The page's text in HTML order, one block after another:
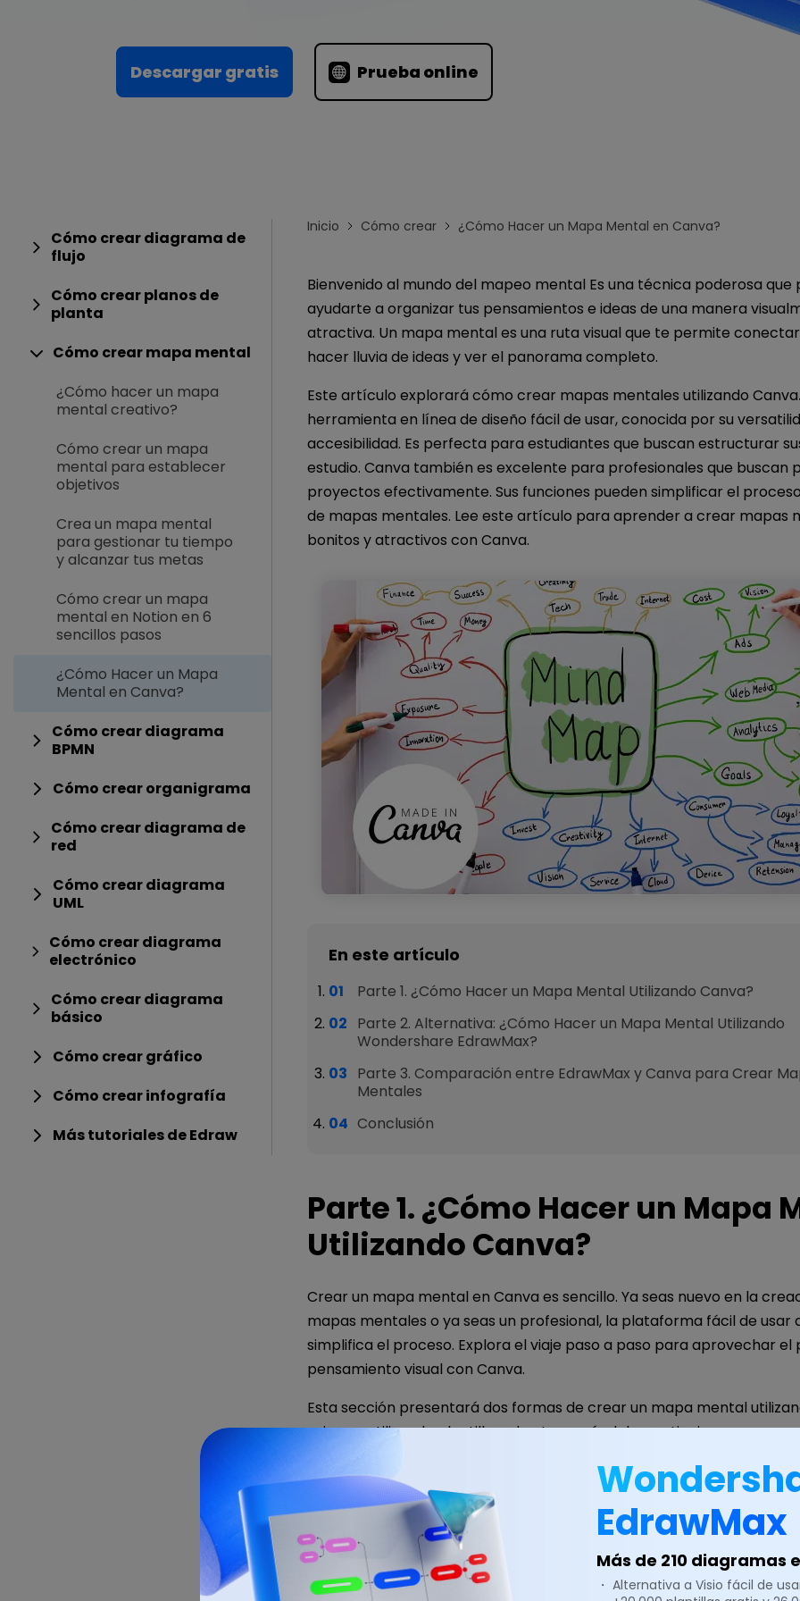
Descargar gratis Prueba online
Cómo crear diagrama de
flujo
Cómo crear planos de
planta
Cómo crear mapa mental
¿Cómo hacer un mapa
mental creativo?
Cómo crear un mapa
mental para establecer
objetivos
Crea un mapa mental
para gestionar tu tiempo
y alcanzar tus metas
Cómo crear un mapa
mental en Notion en 6
sencillos pasos
¿Cómo Hacer un Mapa
Mental en Canva?
Cómo crear diagrama
BPMN
Cómo crear organigrama
Cómo crear diagrama de
red
Cómo crear diagrama
UML
Cómo crear diagrama
electrónico
Cómo crear diagrama
básico
Cómo crear gráfico
Cómo crear infografía
Más tutoriales de Edraw
Inicio Cómo crear ¿Cómo Hacer un Mapa Mental en Canva?
Bienvenido al mundo del mapeo mental Es una técnica poderosa que
ayudarte a organizar tus pensamientos e ideas de una manera
atractiva. Un mapa mental es una ruta visual que te permite
hacer lluvia de ideas y ver el panorama completo.
Este artículo explorará cómo crear mapas mentales utilizando Canva
herramienta en línea de diseño fácil de usar, conocida por su
accesibilidad. Es perfecta para estudiantes que buscan estructurar
estudio. Canva también es excelente para profesionales que buscan
proyectos efectivamente. Sus funciones pueden simplificar el
de mapas mentales. Lee este artículo para aprender a crear mapas
bonitos y atractivos con Canva.
En este artículo
Parte 1. ¿Cómo Hacer un Mapa Mental Utilizando Canva?
Parte 2. Alternativa: ¿Cómo Hacer un Mapa Mental Utilizando
Wondershare EdrawMax?
Parte 3. Comparación entre EdrawMax y Canva para Crear
Mentales
Conclusión
Parte 1. ¿Cómo Hacer un Mapa
Utilizando Canva?
Crear un mapa mental en Canva es sencillo. Ya seas nuevo en la
mapas mentales o ya seas un profesional, la plataforma fácil de usar
simplifica el proceso. Explora el viaje paso a paso para aprovechar el
pensamiento visual con Canva.
Esta sección presentará dos formas de crear un mapa mental
primera utilizando plantillas y la otra creándola por ti mismo.
Creando mapas mentales en Canva
plantillas.
Si necesitas estimular tu creatividad, la manera más sencilla es
de mapas mentales de Canva. Hay una gran cantidad de opciones,
EdrawMax
Más de 210 diagramas
・ Alternativa a Visio fácil de